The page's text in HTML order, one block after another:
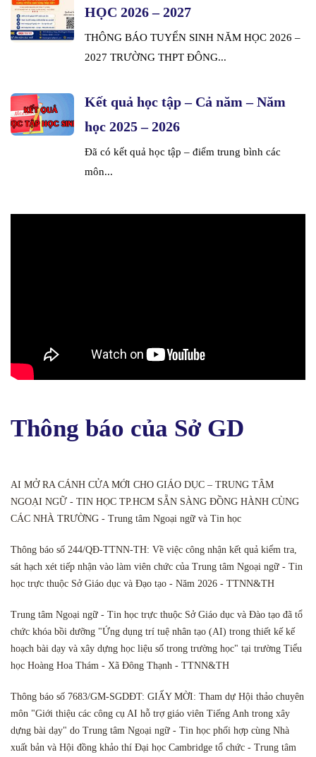
HỌC 2026 – 2027
THÔNG BÁO TUYỂN SINH NĂM HỌC 2026 –
2027 TRƯỜNG THPT ĐÔNG...
Kết quả học tập – Cả năm – Năm
học 2025 – 2026
Đã có kết quả học tập – điểm trung bình các
môn...
Thông báo của Sở GD
AI MỞ RA CÁNH CỬA MỚI CHO GIÁO DỤC – TRUNG TÂM
NGOẠI NGỮ - TIN HỌC TP.HCM SẴN SÀNG ĐỒNG HÀNH CÙNG
CÁC NHÀ TRƯỜNG - Trung tâm Ngoại ngữ và Tin học
Thông báo số 244/QĐ-TTNN-TH: Về việc công nhận kết quả kiểm tra,
sát hạch xét tiếp nhận vào làm viên chức của Trung tâm Ngoại ngữ - Tin
học trực thuộc Sở Giáo dục và Đạo tạo - Năm 2026 - TTNN&TH
Trung tâm Ngoại ngữ - Tin học trực thuộc Sở Giáo dục và Đào tạo đã tổ
chức khóa bồi dưỡng "Ứng dụng trí tuệ nhân tạo (AI) trong thiết kế kế
hoạch bài dạy và xây dựng học liệu số trong trường học" tại trường Tiểu
học Hoàng Hoa Thám - Xã Đông Thạnh - TTNN&TH
Thông báo số 7683/GM-SGDĐT: GIẤY MỜI: Tham dự Hội thảo chuyên
môn "Giới thiệu các công cụ AI hỗ trợ giáo viên Tiếng Anh trong xây
dựng bài dạy" do Trung tâm Ngoại ngữ - Tin học phối hợp cùng Nhà
xuất bản và Hội đồng khảo thí Đại học Cambridge tổ chức - Trung tâm